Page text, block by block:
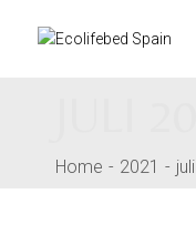
Home 2021 juli